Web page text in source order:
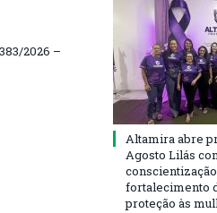
2026 –
Altamira abre
Agosto Lilás
fortalecimento
proteção às